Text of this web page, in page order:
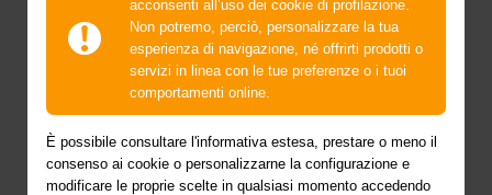
acconsenti all’uso dei cookie di profilazione.
Non potremo, perciò, personalizzare la tua
esperienza di navigazione, né offrirti prodotti o
servizi in linea con le tue preferenze o i tuoi
comportamenti online.
È possibile consultare l'informativa estesa, prestare o meno il
consenso ai cookie o personalizzarne la configurazione e
modificare le proprie scelte in qualsiasi momento accedendo
Sostituzione previsti dall’ art. 28, par. 2, del
Regolamento n. 2016/1011/UE, (c.d. “Regolamento
Benchmark”).
Tali Piani illustrano le azioni che saranno adottate da
parte delle banche nelle ipotesi di variazione
sostanziale o cessazione dell’indice di riferimento
previsto contrattualmente per la determinazione del
tasso di interesse.